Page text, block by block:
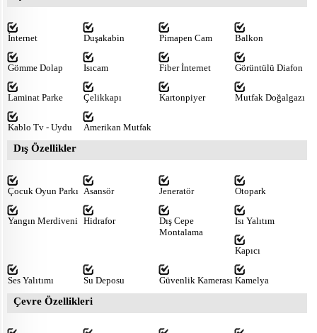
İnternet Duşakabin Pimapen Cam Balkon
Gömme Dolap Isıcam Fiber İnternet Görüntülü Diafon
Laminat Parke Çelikkapı Kartonpiyer Mutfak Doğalgazı
Kablo Tv - Uydu Amerikan Mutfak
Dış Özellikler
Çocuk Oyun Parkı Asansör Jeneratör Otopark
Yangın Merdiveni Hidrafor
Dış Cepe
Montalama
Isı Yalıtım
Kapıcı
Ses Yalıtımı Su Deposu Güvenlik Kamerası Kamelya
Çevre Özellikleri